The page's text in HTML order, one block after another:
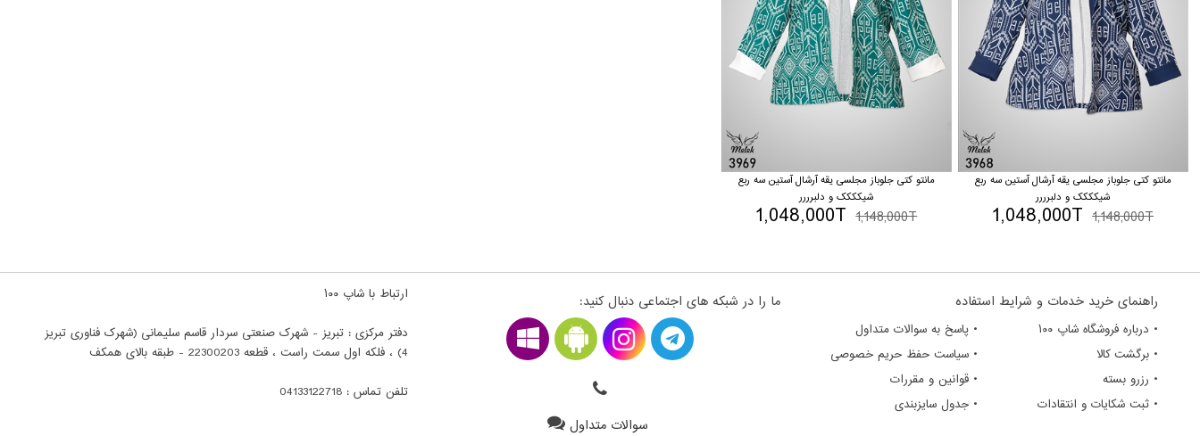
مانتو کتی جلوباز مجلسی یقه آرشال آستین سه ربع
شیکککک و دلبرررر
1,148,000T
1,048,000T
مانتو کتی جلوباز مجلسی یقه آرشال آستین سه ربع
شیکککک و دلبرررر
1,148,000T
1,048,000T
راهنمای خرید خدمات و شرایط استفاده
• درباره فروشگاه شاپ ۱۰۰
• پاسخ به سوالات متداول
• برگشت کالا
• سیاست حفظ حریم خصوصی
• رزرو بسته
• قوانین و مقررات
• ثبت شکایات و انتقادات
• جدول سایزبندی
ما را در شبکه های اجتماعی دنبال کنید:
سوالات متداول
ارتباط با شاپ ۱۰۰
دفتر مرکزی : تبریز - شهرک صنعتی سردار قاسم سلیمانی (شهرک فناوری تبریز
4) ، فلکه اول سمت راست ، قطعه 22300203 - طبقه بالای همکف
تلفن تماس : 04133122718